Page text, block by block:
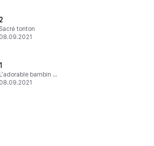
2
Sacré tonton
08.09.2021
1
L'adorable bambin a grandi
08.09.2021